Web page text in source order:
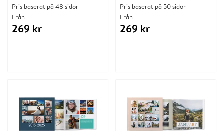
Pris baserat på 50 sidor
Från
269 kr
Pris baserat på 48 sidor
Från
269 kr